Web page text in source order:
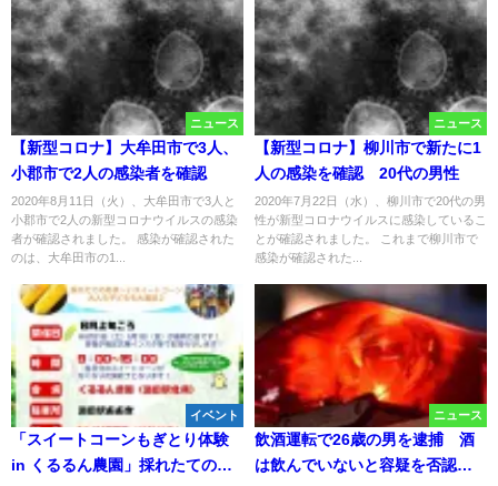
ニュース
【新型コロナ】大牟田市で3人、
小郡市で2人の感染者を確認
2020年8月11日（火）、大牟田市で3人と
小郡市で2人の新型コロナウイルスの感染
者が確認されました。 感染が確認された
のは、大牟田市の1...
ニュース
【新型コロナ】柳川市で新たに1
人の感染を確認 20代の男性
2020年7月22日（水）、柳川市で20代の男
性が新型コロナウイルスに感染しているこ
とが確認されました。 これまで柳川市で
感染が確認された...
イベント
「スイートコーンもぎとり体験
in くるるん農園」採れたてのあ
ニュース
飲酒運転で26歳の男を逮捕 酒
は飲んでいないと容疑を否認